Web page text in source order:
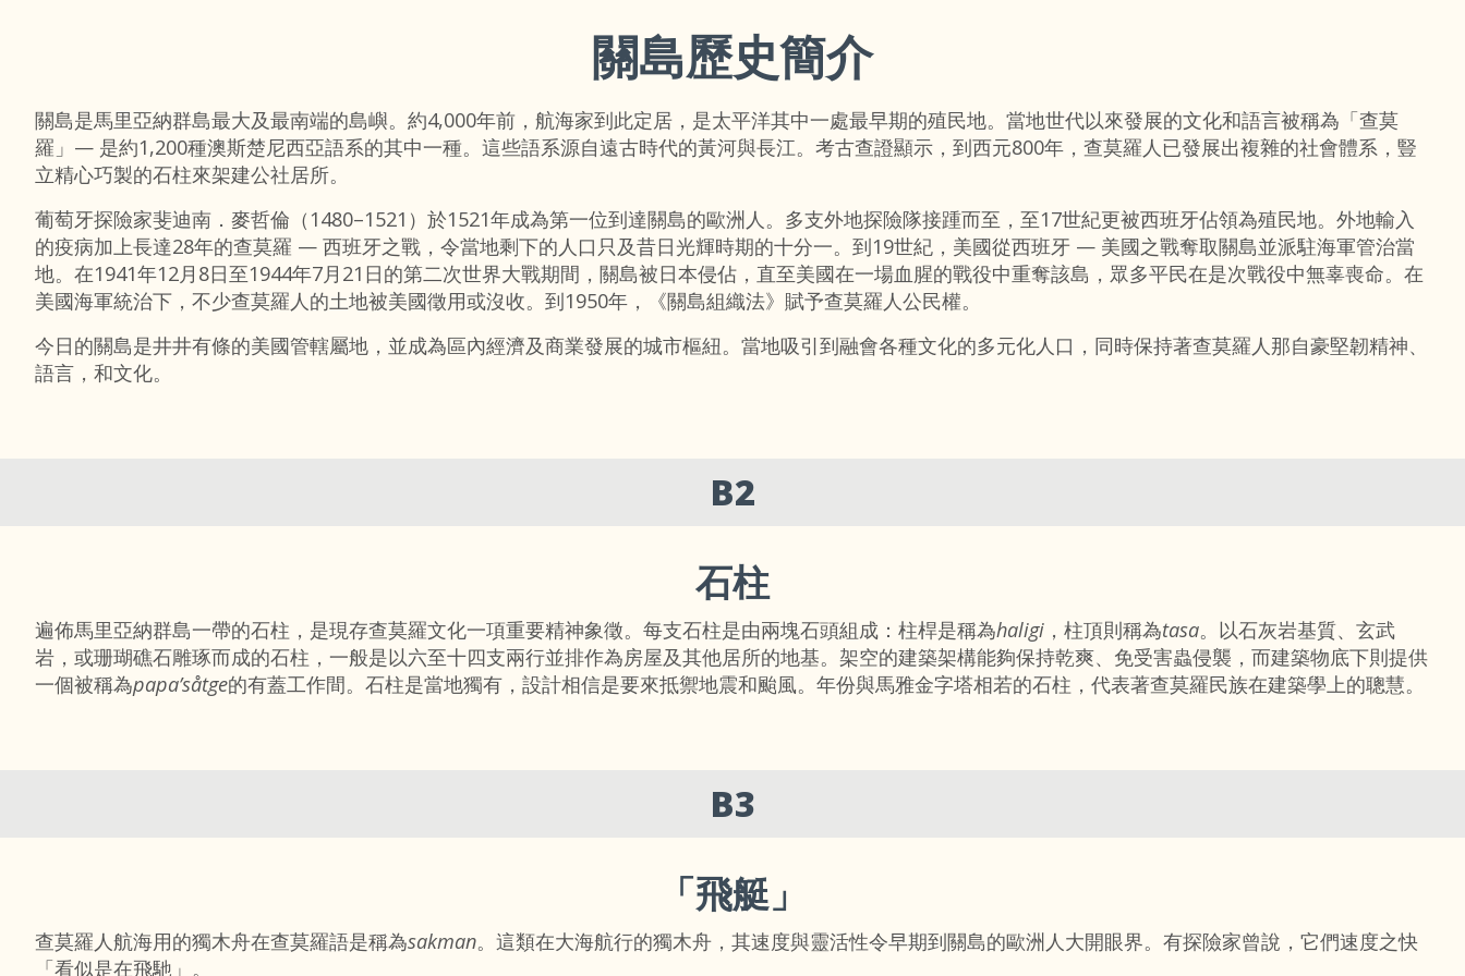
關島歷史簡介
關島是馬里亞納群島最大及最南端的島嶼。約4,000年前，航海家到此定居，是太平洋其中一處最早期的殖民地。當地世代以來發展的文化和語言被稱為「查莫
羅」— 是約1,200種澳斯楚尼西亞語系的其中一種。這些語系源自遠古時代的黃河與長江。考古查證顯示，到西元800年，查莫羅人已發展出複雜的社會體系，豎
立精心巧製的石柱來架建公社居所。
葡萄牙探險家斐迪南．麥哲倫（1480–1521）於1521年成為第一位到達關島的歐洲人。多支外地探險隊接踵而至，至17世紀更被西班牙佔領為殖民地。外地輸入
的疫病加上長達28年的查莫羅 — 西班牙之戰，令當地剩下的人口只及昔日光輝時期的十分一。到19世紀，美國從西班牙 — 美國之戰奪取關島並派駐海軍管治當
地。在1941年12月8日至1944年7月21日的第二次世界大戰期間，關島被日本侵佔，直至美國在一場血腥的戰役中重奪該島，眾多平民在是次戰役中無辜喪命。在
美國海軍統治下，不少查莫羅人的土地被美國徵用或沒收。到1950年，《關島組織法》賦予查莫羅人公民權。
今日的關島是井井有條的美國管轄屬地，並成為區內經濟及商業發展的城市樞紐。當地吸引到融會各種文化的多元化人口，同時保持著查莫羅人那自豪堅韌精神、
語言，和文化。
B2
石柱
遍佈馬里亞納群島一帶的石柱，是現存查莫羅文化一項重要精神象徵。每支石柱是由兩塊石頭組成：柱桿是稱為haligi ，柱頂則稱為tasa。以石灰岩基質、玄武
岩，或珊瑚礁石雕琢而成的石柱，一般是以六至十四支兩行並排作為房屋及其他居所的地基。架空的建築架構能夠保持乾爽、免受害蟲侵襲，而建築物底下則提供
一個被稱為papa’såtge的有蓋工作間。石柱是當地獨有，設計相信是要來抵禦地震和颱風。年份與馬雅金字塔相若的石柱，代表著查莫羅民族在建築學上的聰慧。
B3
「飛艇」
查莫羅人航海用的獨木舟在查莫羅語是稱為sakman。這類在大海航行的獨木舟，其速度與靈活性令早期到關島的歐洲人大開眼界。有探險家曾說，它們速度之快
「看似是在飛馳」。